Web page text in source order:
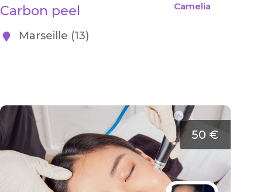
Camelia
Carbon peel
Marseille (13)
50 €